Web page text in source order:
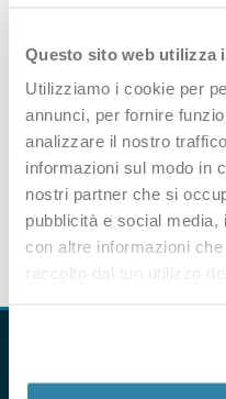
Questo sito web utilizza
Utilizziamo i cookie per
annunci, per fornire
analizzare il nostro
informazioni sul modo in
nostri partner che si
pubblicità e social media,
con altre informazioni
raccolto dal tuo utilizzo